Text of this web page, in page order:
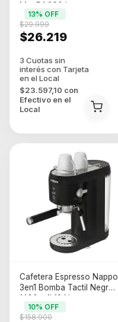
Mut D1 360 Icsee
$26.219
$29.999
13% OFF
$23.597,10 con
Efectivo en el
Local
Cafetera Espresso Nappo
3en1 Bomba Tactil Negra
1400w 1l 12 Negro
$158.900
10% OFF